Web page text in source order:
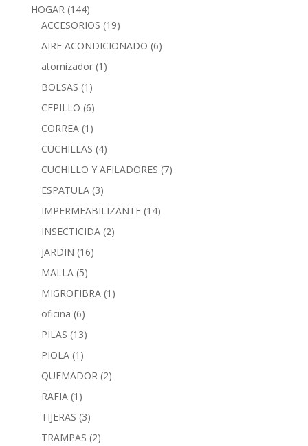
HOGAR (144)
ACCESORIOS (19)
AIRE ACONDICIONADO (6)
atomizador (1)
BOLSAS (1)
CEPILLO (6)
CORREA (1)
CUCHILLAS (4)
CUCHILLO Y AFILADORES (7)
ESPATULA (3)
IMPERMEABILIZANTE (14)
INSECTICIDA (2)
JARDIN (16)
MALLA (5)
MIGROFIBRA (1)
oficina (6)
PILAS (13)
PIOLA (1)
QUEMADOR (2)
RAFIA (1)
TIJERAS (3)
TRAMPAS (2)